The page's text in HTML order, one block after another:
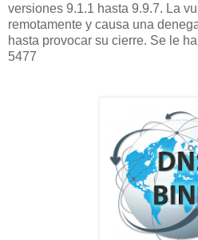
versiones 9.1.1 hasta 9.9.7. La
remotamente y causa una
hasta provocar su cierre. Se le
5477